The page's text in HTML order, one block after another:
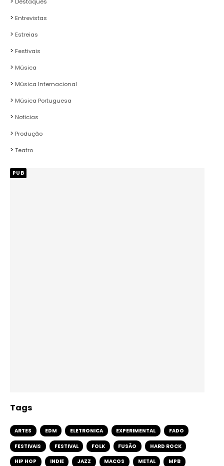
Entrevistas
Estreias
Festivais
Música
Música Internacional
Música Portuguesa
Noticias
Produção
Teatro
PUB
Tags
ARTES EDM ELETRONICA EXPERIMENTAL FADO
FESTIVAIS FESTIVAL FOLK FUSÃO HARD ROCK
HIP HOP INDIE JAZZ MACOS METAL MPB